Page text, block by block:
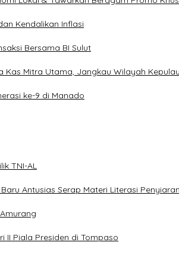
Kendalikan Inflasi
Bersama BI Sulut
Kas Mitra Utama, Jangkau Wilayah
ke-9 di Manado
TNI-AL
Antusias Serap Materi Literasi Penyiaran
II Piala Presiden di Tompaso